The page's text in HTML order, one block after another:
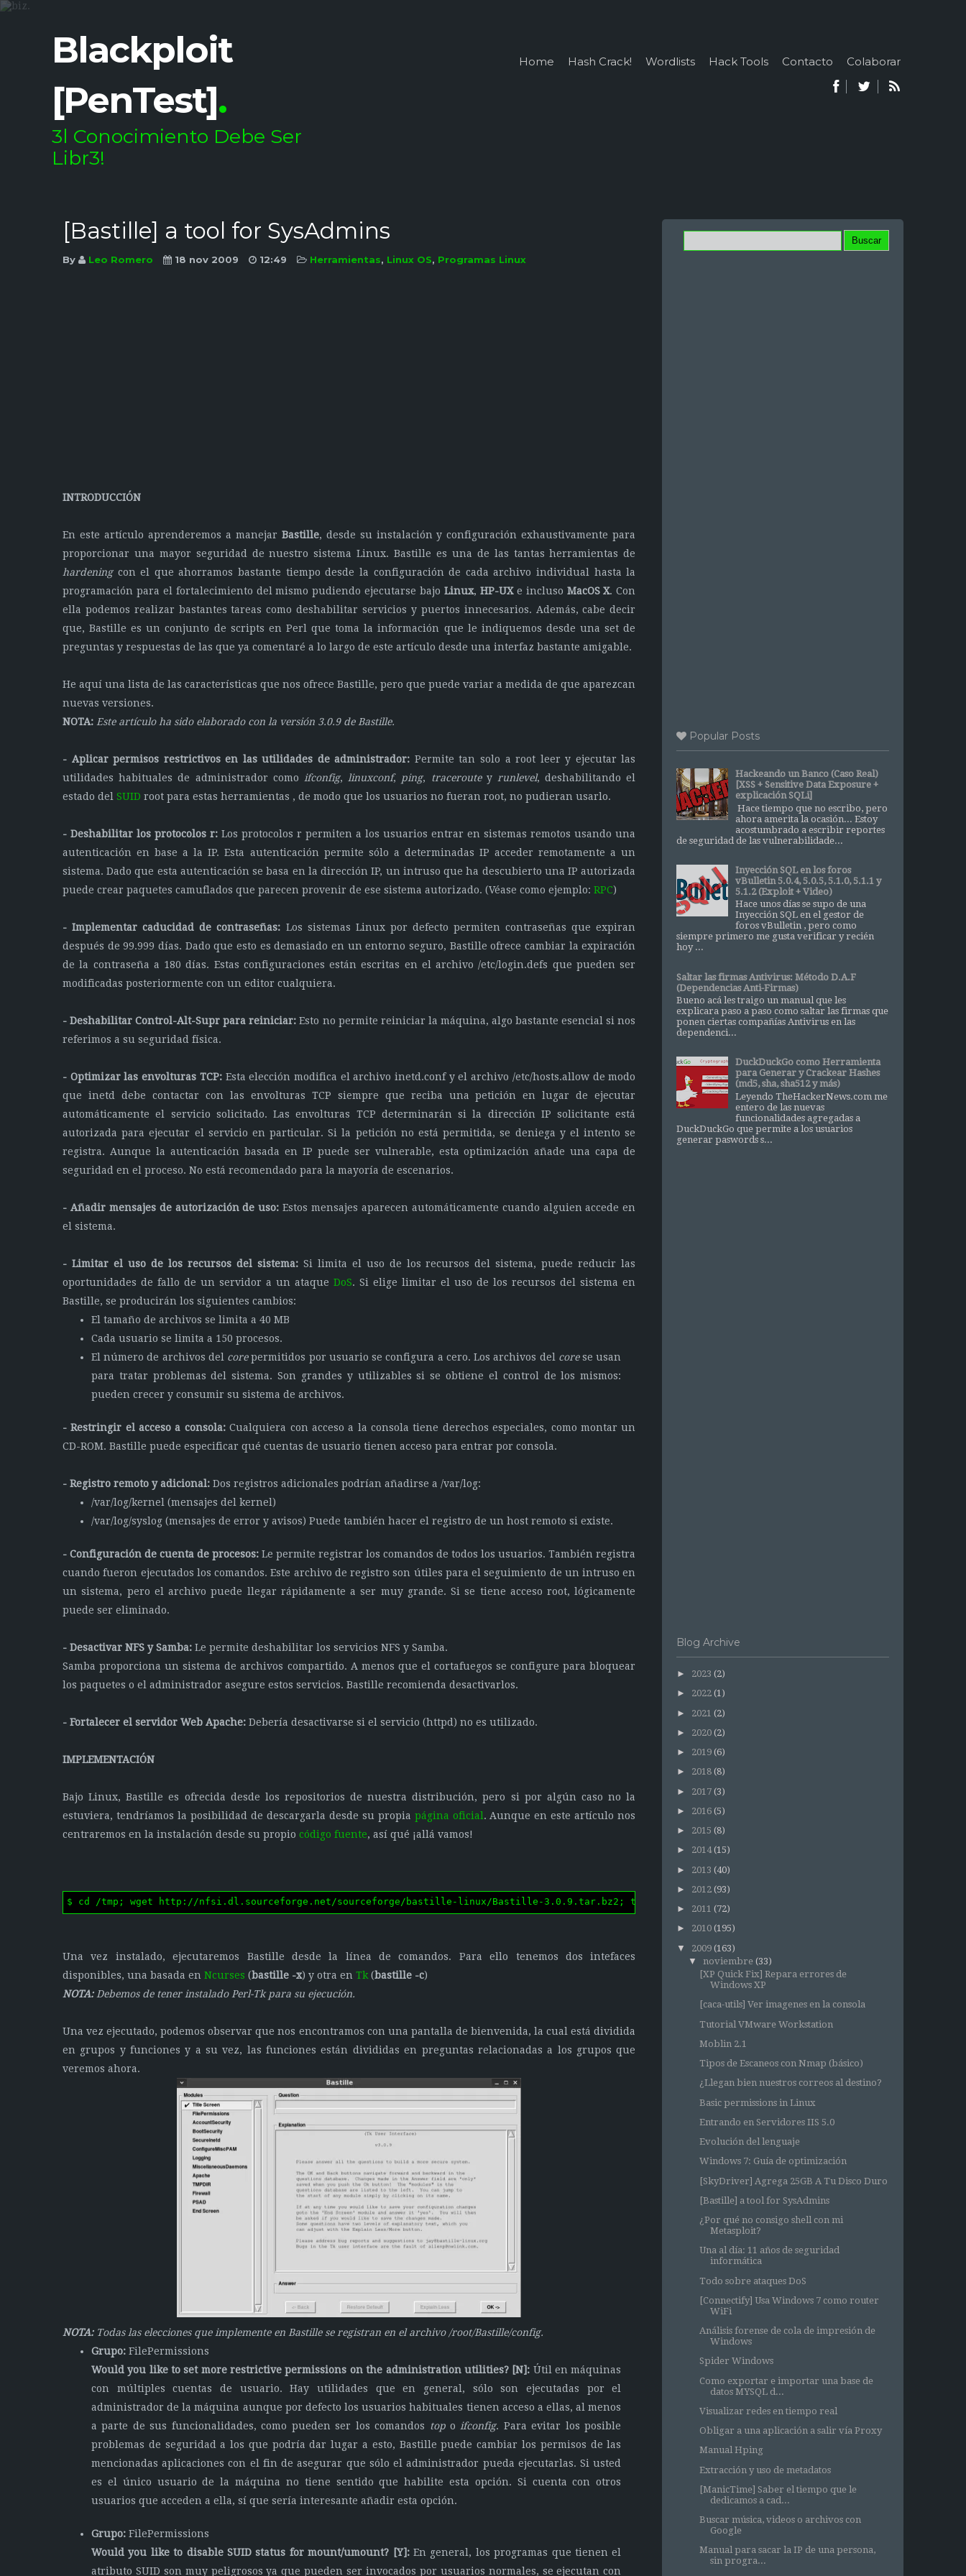
Blackploit
[PenTest].
3l Conocimiento Debe Ser
Libr3!
Home Hash Crack! Wordlists Hack Tools Contacto Colaborar
[Bastille] a tool for SysAdmins
By Leo Romero 18 nov 2009 12:49 Herramientas, Linux OS, Programas Linux
INTRODUCCIÓN
En este artículo aprenderemos a manejar Bastille, desde su instalación y configuración exhaustivamente para
proporcionar una mayor seguridad de nuestro sistema Linux. Bastille es una de las tantas herramientas de
hardeningcon el que ahorramos bastante tiempo desde la configuración de cada archivo individual hasta la
programación para el fortalecimiento del mismo pudiendo ejecutarse bajo Linux, HP-UXe incluso MacOS X. Con
ella podemos realizar bastantes tareas como deshabilitar servicios y puertos innecesarios. Además, cabe decir
que, Bastille es un conjunto de scripts en Perl que toma la información que le indiquemos desde una set de
preguntas y respuestas de las que ya comentaré a lo largo de este artículo desde una interfaz bastante amigable.
He aquí una lista de las características que nos ofrece Bastille, pero que puede variar a medida de que aparezcan
nuevas versiones.
NOTA: Este artículo ha sido elaborado con la versión 3.0.9 de Bastille.
- Aplicar permisos restrictivos en las utilidades de administrador: Permite tan solo a root leer y ejecutar las
utilidades habituales de administrador como
ifconfig, linuxconf, ping, traceroutey runlevel, deshabilitando el
estado del SUID root para estas herramientas , de modo que los usuarios no fueran root, no pudieran usarlo.
- Deshabilitar los protocolos r: Los protocolos r permiten a los usuarios entrar en sistemas remotos usando una
autenticación en base a la IP. Esta autenticación permite sólo a determinadas IP acceder remotamente a un
sistema. Dado que esta autenticación se basa en la dirección IP, un intruso que ha descubierto una IP autorizada
puede crear paquetes camuflados que parecen provenir de ese sistema autorizado. (Véase como ejemplo: RPC)
- Implementar caducidad de contraseñas: Los sistemas Linux por defecto permiten contraseñas que expiran
después de 99.999 días. Dado que esto es demasiado en un entorno seguro, Bastille ofrece cambiar la expiración
de la contraseña a 180 días. Estas configuraciones están escritas en el archivo /etc/login.defs que pueden ser
modificadas posteriormente con un editor cualquiera.
- Deshabilitar Control-Alt-Supr para reiniciar: Esto no permite reiniciar la máquina, algo bastante esencial si nos
referimos a su seguridad física.
- Optimizar las envolturas TCP:Esta elección modifica el archivo inetd.conf y el archivo /etc/hosts.allow de modo
que inetd debe contactar con las envolturas TCP siempre que reciba una petición en lugar de ejecutar
automáticamente el servicio solicitado. Las envolturas TCP determinarán si la dirección IP solicitante está
autorizada para ejecutar el servicio en particular. Si la petición no está permitida, se deniega y el intento se
registra. Aunque la autenticación basada en IP puede ser vulnerable, esta optimización añade una capa de
seguridad en el proceso. No está recomendado para la mayoría de escenarios.
- Añadir mensajes de autorización de uso: Estos mensajes aparecen automáticamente cuando alguien accede en
el sistema.
- Limitar el uso de los recursos del sistema:Si limita el uso de los recursos del sistema, puede reducir las
oportunidades de fallo de un servidor a un ataqueDoS. Si elige limitar el uso de los recursos del sistema en
Bastille, se producirán los siguientes cambios:
El tamaño de archivos se limita a 40 MB
Cada usuario se limita a 150 procesos.
El número de archivos del corepermitidos por usuario se configura a cero. Los archivos del corese usan
para tratar problemas del sistema. Son grandes y utilizables si se obtiene el control de los mismos:
pueden crecer y consumir su sistema de archivos.
- Restringir el acceso a consola:Cualquiera con acceso a la consola tiene derechos especiales, como montar un
CD-ROM. Bastille puede especificar qué cuentas de usuario tienen acceso para entrar por consola.
- Registro remoto y adicional: Dos registros adicionales podrían añadirse a /var/log:
/var/log/kernel (mensajes del kernel)
/var/log/syslog (mensajes de error y avisos) Puede también hacer el registro de un host remoto si existe.
- Configuración de cuenta de procesos: Le permite registrar los comandos de todos los usuarios. También registra
cuando fueron ejecutados los comandos. Este archivo de registro son útiles para el seguimiento de un intruso en
un sistema, pero el archivo puede llegar rápidamente a ser muy grande. Si se tiene acceso root, lógicamente
puede ser eliminado.
- Desactivar NFS y Samba: Le permite deshabilitar los servicios NFS y Samba.
Samba proporciona un sistema de archivos compartido. A menos que el cortafuegos se configure para bloquear
los paquetes o el administrador asegure estos servicios. Bastille recomienda desactivarlos.
- Fortalecer el servidor Web Apache: Debería desactivarse si el servicio (httpd) no es utilizado.
IMPLEMENTACIÓN
Bajo Linux, Bastille es ofrecida desde los repositorios de nuestra distribución, pero si por algún caso no la
estuviera, tendríamos la posibilidad de descargarla desde su propia página oficial . Aunque en este artículo nos
centraremos en la instalación desde su propio código fuente, así qué ¡allá vamos!
$ cd /tmp; wget http://nfsi.dl.sourceforge.net/sourceforge/bastille-linux/Bastille-3.0.9.tar.bz2; tar -xjvf Bastille*; cd Bastille; ./Install.sh
Una vez instalado, ejecutaremos Bastille desde la línea de comandos. Para ello tenemos dos intefaces
disponibles, una basada en Ncurses (bastille -x) y otra en Tk (bastille -c)
NOTA:Debemos de tener instalado Perl-Tk para su ejecución.
Una vez ejecutado, podemos observar que nos encontramos con una pantalla de bienvenida, la cual está dividida
en grupos y funciones y a su vez, las funciones están divididas en preguntas relacionadas a los grupos que
veremos ahora.
NOTA: Todas las elecciones que implemente en Bastille se registran en el archivo /root/Bastille/config.
Grupo: FilePermissions
Would you like to set more restrictive permissions on the administration utilities? [N]: Útil en máquinas
con múltiples cuentas de usuario. Hay utilidades que en general, sólo son ejecutadas por el
administrador de la máquina aunque por defecto los usuarios habituales tienen acceso a ellas, al menos
a parte de sus funcionalidades, como pueden ser los comandos topo ifconfig. Para evitar los posible
problemas de seguridad a los que podría dar lugar a esto, Bastille puede cambiar los permisos de las
mencionadas aplicaciones con el fin de asegurar que sólo el administrador pueda ejecutarlas. Si usted
es el único usuario de la máquina no tiene sentido que habilite esta opción. Si cuenta con otros
usuarios que acceden a ella, sí que sería interesante añadir esta opción.
Grupo: FilePermissions
Would you like to disable SUID status for mount/umount? [Y]:En general, los programas que tienen el
atributo SUID son muy peligrosos ya que pueden ser invocados por usuarios normales, se ejecutan con
Popular Posts
Hackeando un Banco (Caso Real)
[XSS + Sensitive Data Exposure +
explicación SQLi]
Hace tiempo que no escribo, pero
ahora amerita la ocasión... Estoy
acostumbrado a escribir reportes
de seguridad de las vulnerabilidade...
Inyección SQL en los foros
vBulletin 5.0.4, 5.0.5, 5.1.0, 5.1.1 y
5.1.2 (Exploit + Video)
Hace unos días se supo de una
Inyección SQL en el gestor de
foros vBulletin , pero como
siempre primero me gusta verificar y recién
hoy ...
Saltar las firmas Antivirus: Método D.A.F
(Dependencias Anti-Firmas)
Bueno acá les traigo un manual que les
explicara paso a paso como saltar las firmas que
ponen ciertas compañías Antivirus en las
dependenci...
DuckDuckGo como Herramienta
para Generar y Crackear Hashes
(md5, sha, sha512 y más)
Leyendo TheHackerNews.com me
entero de las nuevas
funcionalidades agregadas a
DuckDuckGo que permite a los usuarios
generar paswords s...
Blog Archive
► 2023 (2)
► 2022 (1)
► 2021 (2)
► 2020 (2)
► 2019 (6)
► 2018 (8)
► 2017 (3)
► 2016 (5)
► 2015 (8)
► 2014 (15)
► 2013 (40)
► 2012 (93)
► 2011 (72)
► 2010 (195)
▼
2009 (163)
▼
noviembre (33)
[XP Quick Fix] Repara errores de
Windows XP
[caca-utils] Ver imagenes en la consola
Tutorial VMware Workstation
Moblin 2.1
Tipos de Escaneos con Nmap (básico)
¿Llegan bien nuestros correos al destino?
Basic permissions in Linux
Entrando en Servidores IIS 5.0
Evolución del lenguaje
Windows 7: Guía de optimización
[SkyDriver] Agrega 25GB A Tu Disco Duro
[Bastille] a tool for SysAdmins
¿Por qué no consigo shell con mi
Metasploit?
Una al día: 11 años de seguridad
informática
Todo sobre ataques DoS
[Connectify] Usa Windows 7 como router
WiFi
Análisis forense de cola de impresión de
Windows
Spider Windows
Como exportar e importar una base de
datos MYSQL d...
Visualizar redes en tiempo real
Obligar a una aplicación a salir vía Proxy
Manual Hping
Extracción y uso de metadatos
[ManicTime] Saber el tiempo que le
dedicamos a cad...
Buscar música, videos o archivos con
Google
Manual para sacar la IP de una persona,
sin progra...